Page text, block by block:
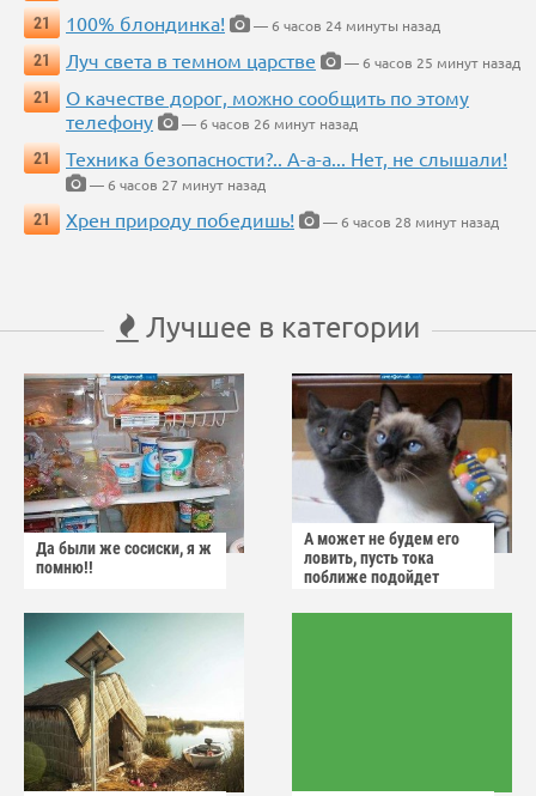
21
100% блондинка!
— 6 часов 24 минуты назад
21
Луч света в темном царстве
— 6 часов 25 минут назад
21
О качестве дорог, можно сообщить по этому
телефону
— 6 часов 26 минут назад
21
Техника безопасности?.. А-а-а... Нет, не слышали!
— 6 часов 27 минут назад
21
Хрен природу победишь! — 6 часов 28 минут назад
Лучшее в категории
Да были же сосиски, я ж
помню!!
А может не будем его
ловить, пусть тока
поближе подойдет